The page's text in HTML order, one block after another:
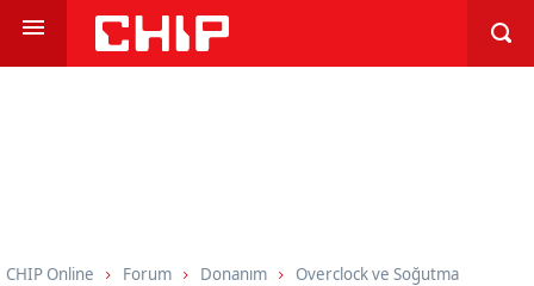
CHIP Online Forum Donanım Overclock ve Soğutma